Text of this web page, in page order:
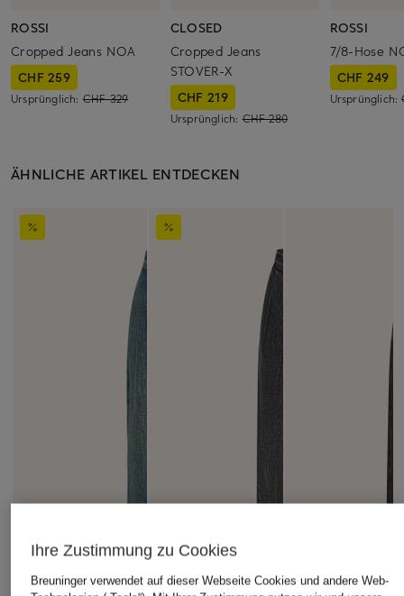
ROSSI
Cropped Jeans NOA
CHF 259
Ursprünglich: CHF 329
CLOSED
Cropped Jeans
STOVER-X
CHF 219
Ursprünglich:CHF 280
ROSSI
7/8-Hose
CHF 249
Ursprünglich:
ÄHNLICHE ARTIKEL ENTDECKEN
Ihre Zustimmung zu Cookies
Breuninger verwendet auf dieser Webseite Cookies und andere Web-